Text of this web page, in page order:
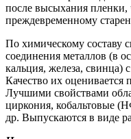
после высыхания пленки,
преждевременному
По химическому составу
соединения металлов (в
кальция, железа, свинца)
Качество их оценивается
Лучшими свойствами
циркония, кобальтовые
др. Выпускаются в виде